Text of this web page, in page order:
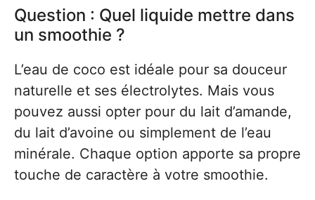
Question : Quel liquide mettre dans
un smoothie ?
L’eau de coco est idéale pour sa douceur
naturelle et ses électrolytes. Mais vous
pouvez aussi opter pour du lait d’amande,
du lait d’avoine ou simplement de l’eau
minérale. Chaque option apporte sa propre
touche de caractère à votre smoothie.